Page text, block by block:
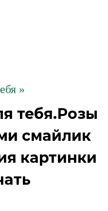
»
тебя.Розы
смайлик
картинки